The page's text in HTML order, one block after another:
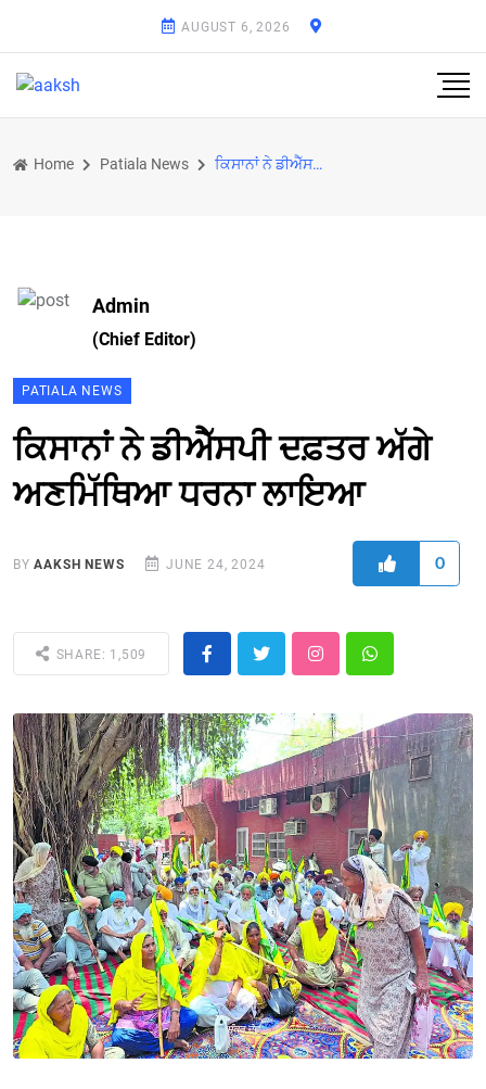
AUGUST 6, 2026
Home Patiala News ਕਿਸਾਨਾਂ ਨੇ ਡੀਐੱਸਪੀ ਦਫ਼ਤਰ ਅੱਗੇ ਅਣਮਿੱਥਿਆ ਧਰਨਾ ਲਾਇਆ
Admin
(Chief Editor)
PATIALA NEWS
ਕਿਸਾਨਾਂ ਨੇ ਡੀਐੱਸਪੀ ਦਫ਼ਤਰ ਅੱਗੇ
ਅਣਮਿੱਥਿਆ ਧਰਨਾ ਲਾਇਆ
BYAAKSH NEWS JUNE 24, 2024 0
SHARE: 1,509